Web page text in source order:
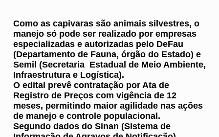
Como as capivaras são animais silvestres, o
manejo só pode ser realizado por empresas
especializadas e autorizadas pelo DeFau
(Departamento de Fauna, órgão do Estado) e
Semil (Secretaria Estadual de Meio Ambiente,
Infraestrutura e Logística).
O edital prevê contratação por Ata de
Registro de Preços com vigência de 12
meses, permitindo maior agilidade nas ações
de manejo e controle populacional.
Segundo dados do Sinan (Sistema de